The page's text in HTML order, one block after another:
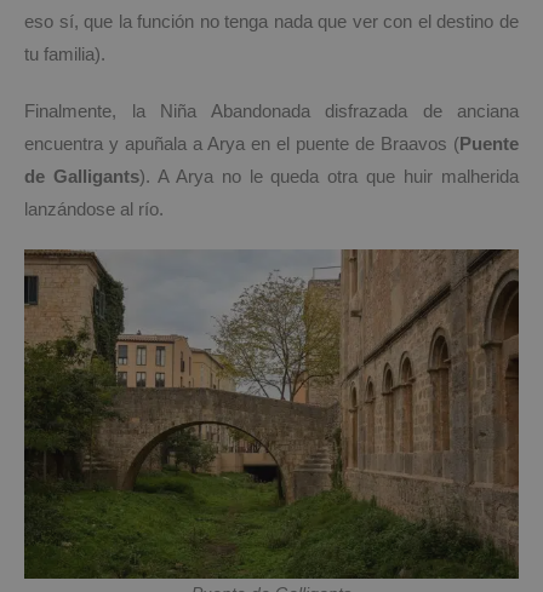
eso sí, que la función no tenga nada que ver con el destino de
tu familia).
Finalmente, la Niña Abandonada disfrazada de anciana
encuentra y apuñala a Arya en el puente de Braavos (Puente
de Galligants). A Arya no le queda otra que huir malherida
lanzándose al río.